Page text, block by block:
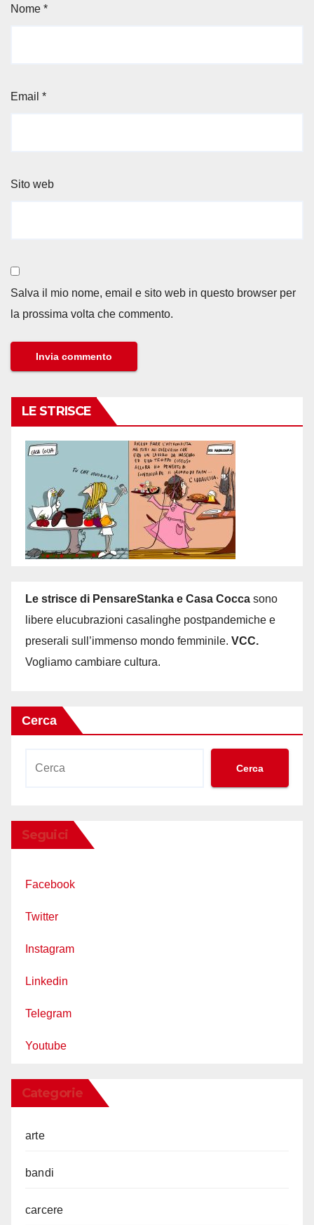
Nome *
Email *
Sito web
Salva il mio nome, email e sito web in questo browser per
la prossima volta che commento.
LE STRISCE
Le strisce di PensareStanka e Casa Cocca sono
libere elucubrazioni casalinghe postpandemiche e
preserali sull’immenso mondo femminile. VCC.
Vogliamo cambiare cultura.
Cerca
Cerca
Seguici
Facebook
Twitter
Instagram
Linkedin
Telegram
Youtube
Categorie
arte
bandi
carcere